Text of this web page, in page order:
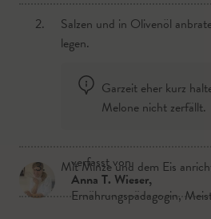
2.
Salzen und in Olivenöl
legen.
Garzeit eher kurz
Melone nicht zerfällt.
3. Mit Minze und dem Eis
2. In einer Eismaschine
Mit Nüssen garnieren und
verfasst von
Anna T. Wieser,
Ernährungspädagogin,